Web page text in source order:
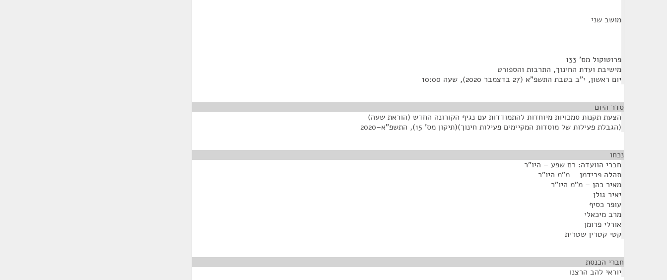
מושב שני
פרוטוקול מס' 133
מישיבת ועדת החינוך, התרבות והספורט
יום ראשון, י"ב בטבת התשפ"א (27 בדצמבר 2020), שעה 10:00
סדר היום
הצעת תקנות סמכויות מיוחדות להתמודדות עם נגיף הקורונה החדש (הוראת שעה)
(הגבלת פעילות של מוסדות המקיימים פעילות חינוך)(תיקון מס' 15), התשפ"א–2020
נכחו
חברי הוועדה: רם שפע – היו"ר
תהלה פרידמן – מ"מ היו"ר
מאיר כהן – מ"מ היו"ר
יאיר גולן
עופר כסיף
מרב מיכאלי
אורלי פרומן
קטי קטרין שטרית
חברי הכנסת
יוראי להב הרצנו